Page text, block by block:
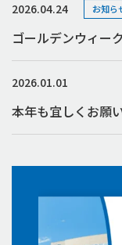
2026.04.24 お知ら
ゴールデンウィー
2026.01.01
本年も宜しくお願